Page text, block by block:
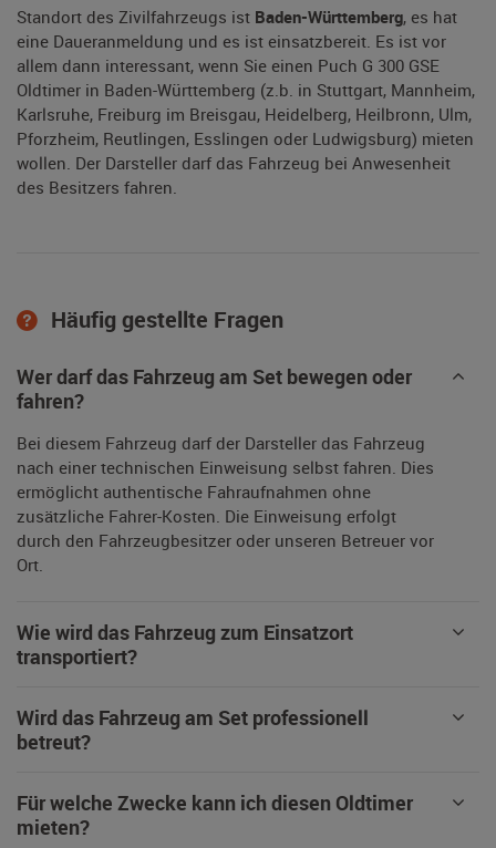
Standort des Zivilfahrzeugs ist Baden-Württemberg, es hat
eine Daueranmeldung und es ist einsatzbereit. Es ist vor
allem dann interessant, wenn Sie einen Puch G 300 GSE
Oldtimer in Baden-Württemberg (z.b. in Stuttgart, Mannheim,
Karlsruhe, Freiburg im Breisgau, Heidelberg, Heilbronn, Ulm,
Pforzheim, Reutlingen, Esslingen oder Ludwigsburg) mieten
wollen. Der Darsteller darf das Fahrzeug bei Anwesenheit
des Besitzers fahren.
Häufig gestellte Fragen
Wer darf das Fahrzeug am Set bewegen oder
fahren?
Bei diesem Fahrzeug darf der Darsteller das Fahrzeug
nach einer technischen Einweisung selbst fahren. Dies
ermöglicht authentische Fahraufnahmen ohne
zusätzliche Fahrer-Kosten. Die Einweisung erfolgt
durch den Fahrzeugbesitzer oder unseren Betreuer vor
Ort.
Wie wird das Fahrzeug zum Einsatzort
transportiert?
Wird das Fahrzeug am Set professionell
betreut?
Für welche Zwecke kann ich diesen Oldtimer
mieten?